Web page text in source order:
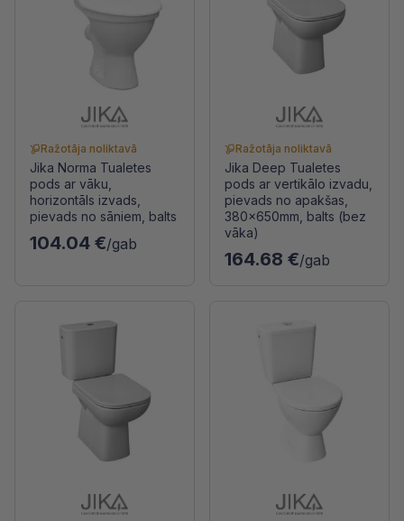
Ražotāja noliktavā
Jika Norma Tualetes
pods ar vāku,
horizontāls izvads,
pievads no sāniem, balts
104.04 €/gab
Ražotāja noliktavā
Jika Deep Tualetes
pods ar vertikālo izvadu,
pievads no apakšas,
380x650mm, balts (bez
vāka)
164.68 €/gab